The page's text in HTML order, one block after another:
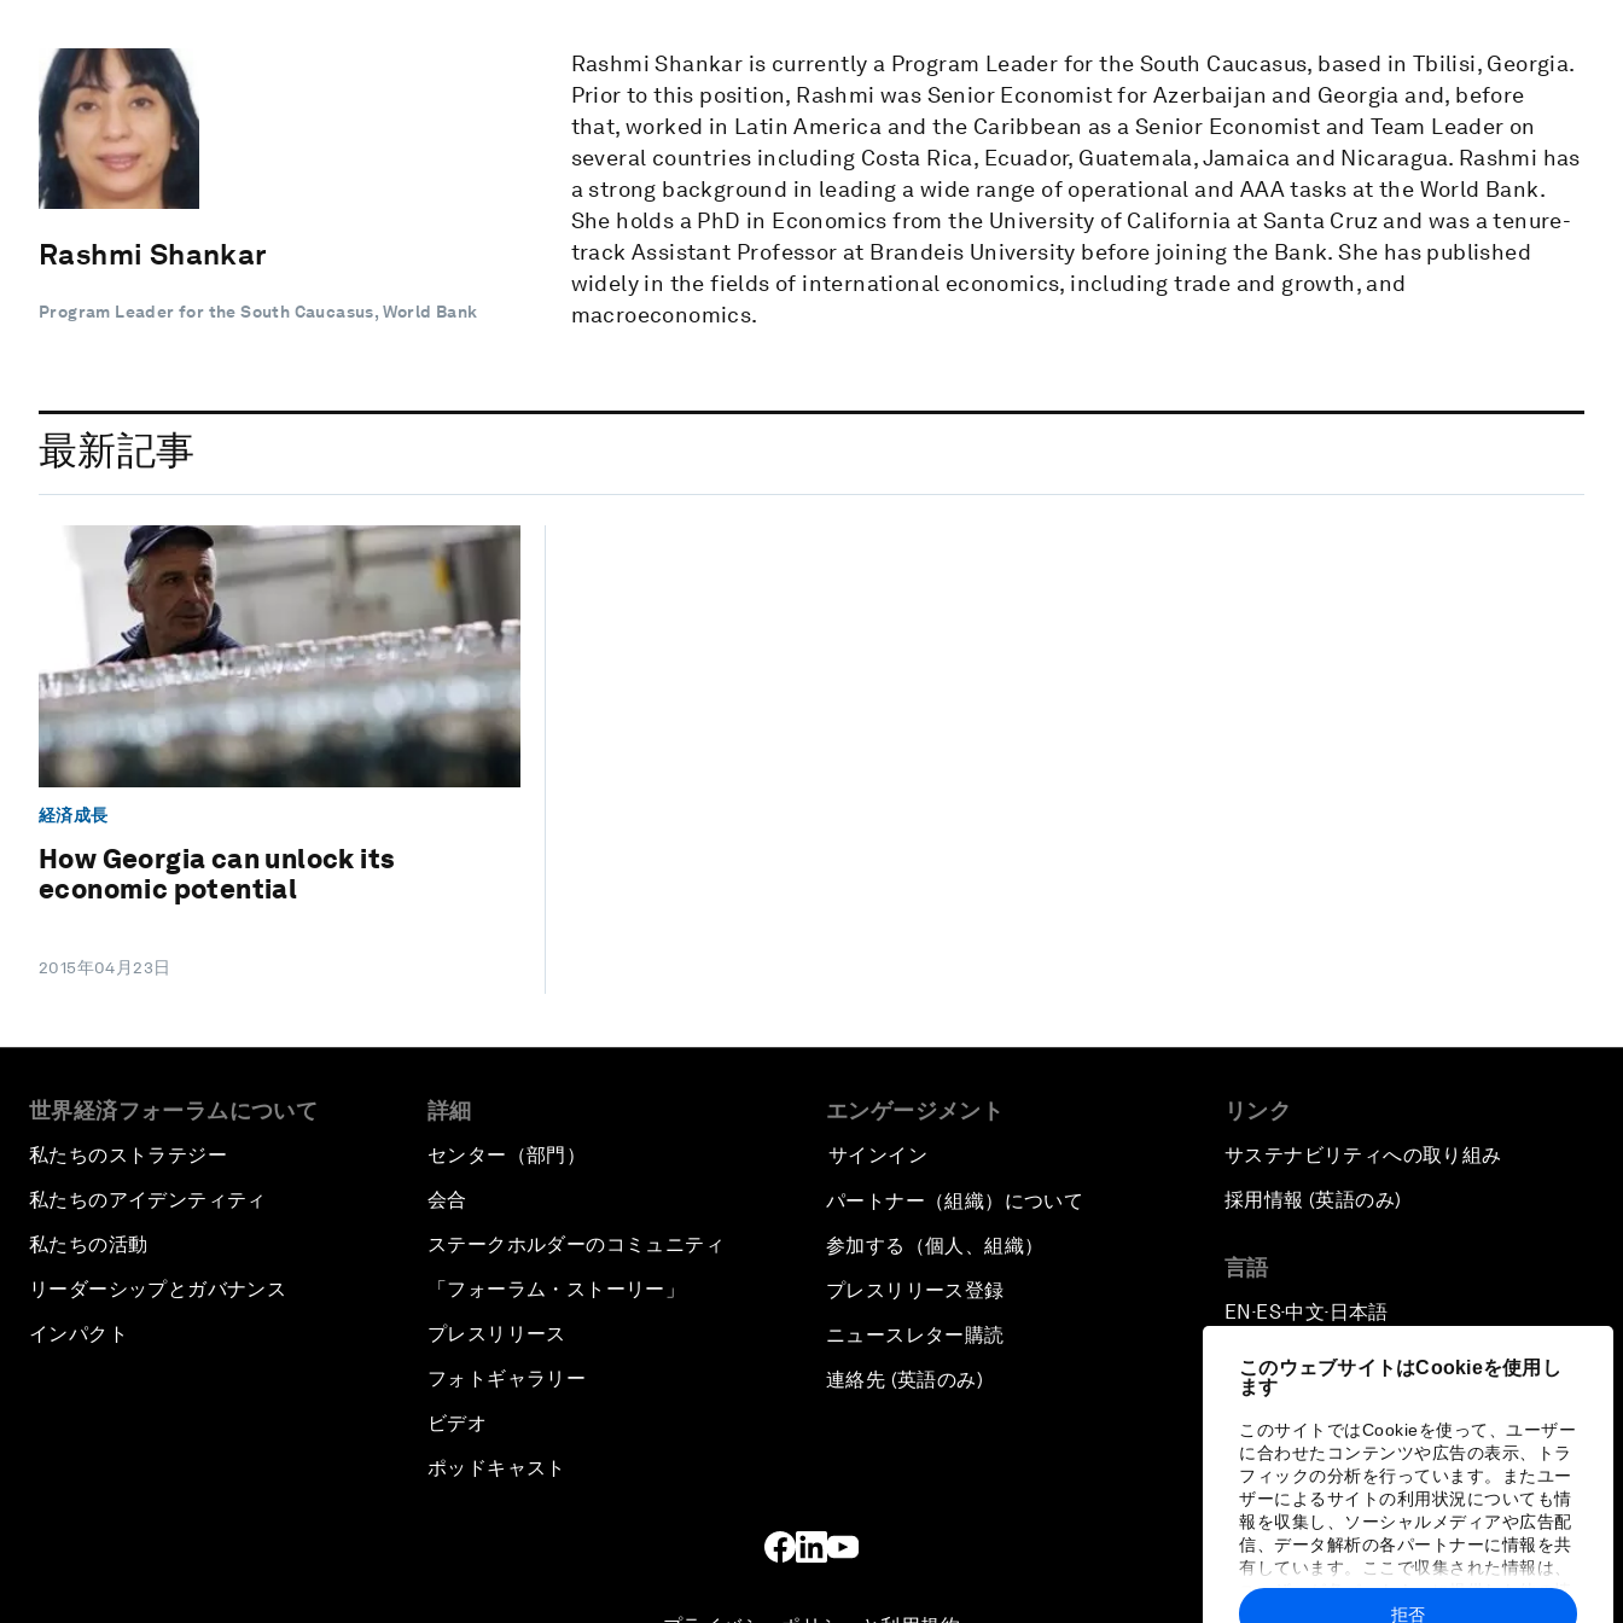
このウェブサイトはCookieを使用し
ます
このサイトではCookieを使って、ユーザー
に合わせたコンテンツや広告の表示、トラ
フィックの分析を行っています。またユー
ザーによるサイトの利用状況についても情
報を収集し、ソーシャルメディアや広告配
信、データ解析の各パートナーに情報を共
有しています。ここで収集された情報は、
ユーザーが各パートナーに提供した他の情
報や各パートナーのサービスを使用した際
拒否
Rashmi Shankar
Program Leader for the South Caucasus, World Bank
Rashmi Shankar is currently a Program Leader for the South Caucasus, based in Tbilisi, Georgia.
Prior to this position, Rashmi was Senior Economist for Azerbaijan and Georgia and, before
that, worked in Latin America and the Caribbean as a Senior Economist and Team Leader on
several countries including Costa Rica, Ecuador, Guatemala, Jamaica and Nicaragua. Rashmi has
a strong background in leading a wide range of operational and AAA tasks at the World Bank.
She holds a PhD in Economics from the University of California at Santa Cruz and was a tenure-
track Assistant Professor at Brandeis University before joining the Bank. She has published
widely in the fields of international economics, including trade and growth, and
macroeconomics.
最新記事
経済成長
How Georgia can unlock its
economic potential
2015年04月23日
世界経済フォーラムについて
私たちのストラテジー
私たちのアイデンティティ
私たちの活動
リーダーシップとガバナンス
インパクト
詳細
センター（部門）
会合
ステークホルダーのコミュニティ
「フォーラム・ストーリー」
プレスリリース
フォトギャラリー
ビデオ
ポッドキャスト
エンゲージメント
サインイン
パートナー（組織）について
参加する（個人、組織）
プレスリリース登録
ニュースレター購読
連絡先 (英語のみ)
リンク
サステナビリティへの取り組み
採用情報 (英語のみ)
言語
EN ▪ ES▪中文▪ 日本語